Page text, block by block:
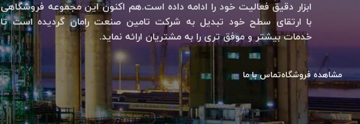
ابزار دقیق فعالیت خود را ادامه داده است.هم اکنون این مجموعه فروشگاهی
با ارتقای سطح خود تبدیل به شرکت تامین صنعت رامان گردیده است تا
خدمات بیشتر و موفق تری را به مشتریان ارائه نماید.
مشاهده فروشگاهتماس با ما